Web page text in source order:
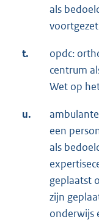
als
t.
opdc:
centrum
Wet op
u.
een
als
geplaatst
zijn
onderwijs